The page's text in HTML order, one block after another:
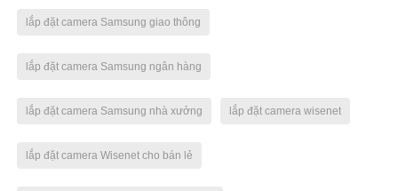
lắp đặt camera Samsung giao thông
lắp đặt camera Samsung ngân hàng
lắp đặt camera Samsung nhà xưởng lắp đặt camera wisenet
lắp đặt camera Wisenet cho bán lẻ